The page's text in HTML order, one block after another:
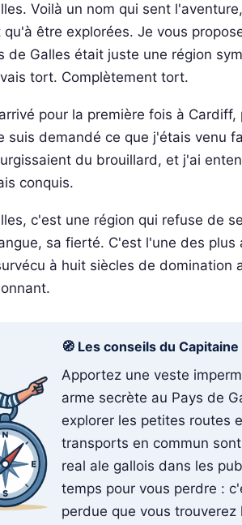
Voilà un nom qui sent
être explorées. Je vous
de Galles était juste une région
tort. Complètement tort.
pour la première fois à
suis demandé ce que j'étais venu
du brouillard, et j'ai
conquis.
c'est une région qui refuse de
sa fierté. C'est l'une des plus
à huit siècles de domination
🧭 Les conseils du Capitaine
Apportez une veste
arme secrète au Pays de
explorer les petites routes
transports en commun
real ale gallois dans les
temps pour vous perdre :
perdue que vous trouverez